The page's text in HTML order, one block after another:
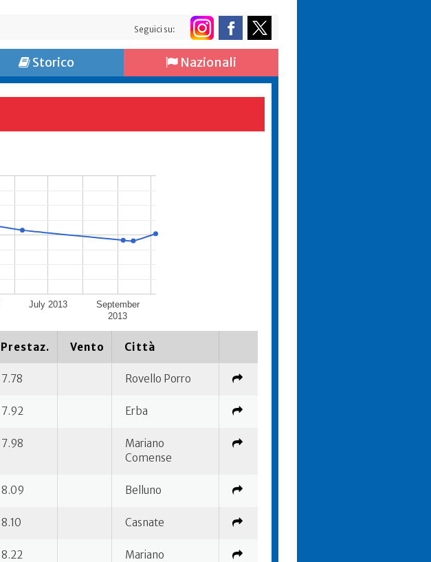
Seguici su:
Storico Nazionali
July 2013
September
2013
Prestaz. Vento Città
7.78 Rovello Porro
7.92 Erba
7.98
Mariano
Comense
8.09 Belluno
8.10 Casnate
8.22
Mariano